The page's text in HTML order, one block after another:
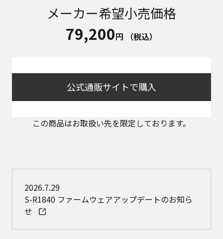
メーカー希望小売価格
79,200円 （税込）
公式通販サイトで購入
この商品はお取扱い先を限定しております。
2026.7.29
S-R1840 ファームウェアアップデートのお知ら
せ